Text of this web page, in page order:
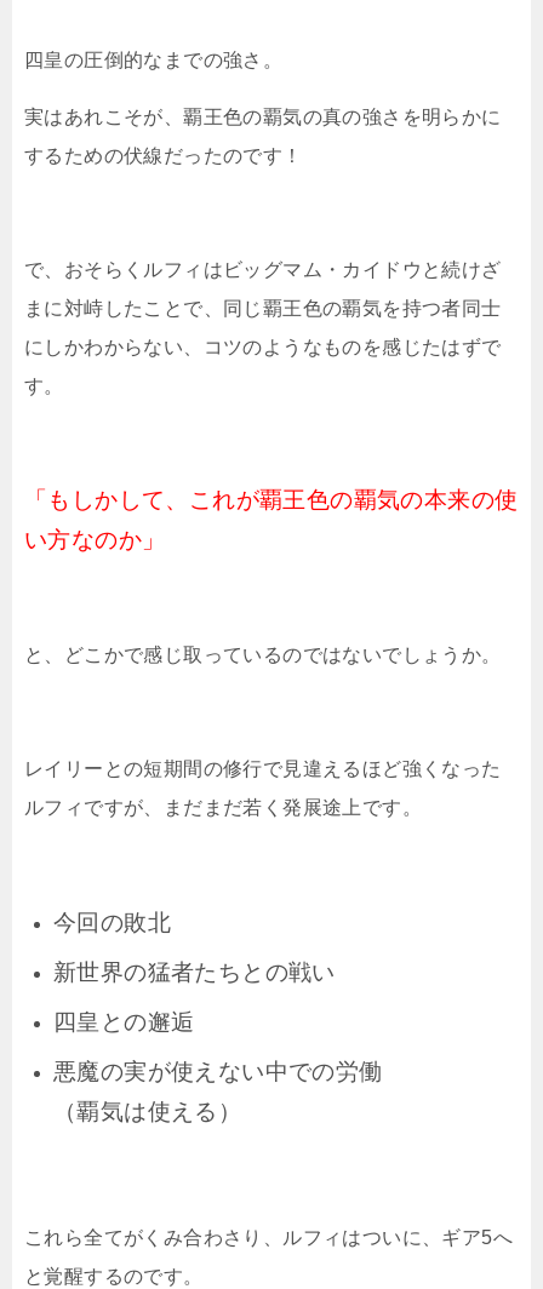
四皇の圧倒的なまでの強さ。
実はあれこそが、覇王色の覇気の真の強さを明らかに
するための伏線だったのです！
で、おそらくルフィはビッグマム・カイドウと続けざ
まに対峙したことで、同じ覇王色の覇気を持つ者同士
にしかわからない、コツのようなものを感じたはずで
す。
「もしかして、これが覇王色の覇気の本来の使
い方なのか」
と、どこかで感じ取っているのではないでしょうか。
レイリーとの短期間の修行で見違えるほど強くなった
ルフィですが、まだまだ若く発展途上です。
今回の敗北
新世界の猛者たちとの戦い
四皇との邂逅
悪魔の実が使えない中での労働
（覇気は使える）
これら全てがくみ合わさり、ルフィはついに、ギア5へ
と覚醒するのです。